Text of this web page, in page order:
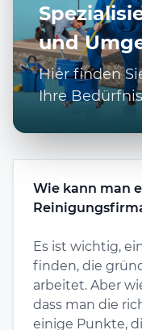
und
Hier finden
Ihre
Wie kann man
Es ist wichtig,
finden, die
arbeitet. Aber
dass man die
einige Punkte,